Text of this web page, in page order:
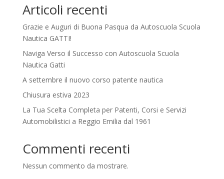
Articoli recenti
Grazie e Auguri di Buona Pasqua da Autoscuola Scuola
Nautica GATTI!
Naviga Verso il Successo con Autoscuola Scuola
Nautica Gatti
A settembre il nuovo corso patente nautica
Chiusura estiva 2023
La Tua Scelta Completa per Patenti, Corsi e Servizi
Automobilistici a Reggio Emilia dal 1961
Commenti recenti
Nessun commento da mostrare.